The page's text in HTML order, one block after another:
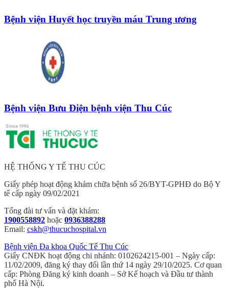
Bệnh viện Huyết học truyền máu Trung ương
Bệnh viện Bưu Điện bệnh viện Thu Cúc
HỆ THỐNG Y TẾ THU CÚC
Giấy phép hoạt động khám chữa bệnh số 26/BYT-GPHĐ do Bộ Y
tế cấp ngày 09/02/2021
Tổng đài tư vấn và đặt khám:
1900558892 hoặc 0936388288
Email: cskh@thucuchospital.vn
Bệnh viện Đa khoa Quốc Tế Thu Cúc
Giấy CNĐK hoạt động chi nhánh: 0102624215-001 – Ngày cấp:
11/02/2009, đăng ký thay đổi lần thứ 14 ngày 29/10/2025. Cơ quan
cấp: Phòng Đăng ký kinh doanh – Sở Kế hoạch và Đầu tư thành
phố Hà Nội.